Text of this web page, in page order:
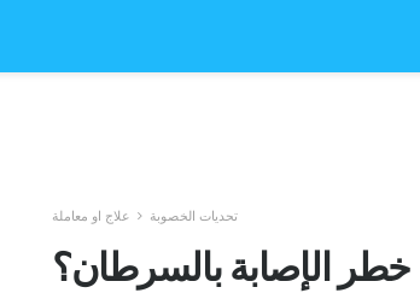
تحديات الخصوبة علاج او معاملة
الإصابة بالسرطان؟